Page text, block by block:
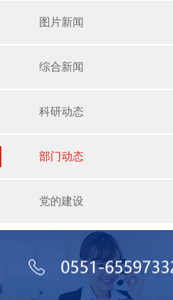
图片新闻
综合新闻
科研动态
部门动态
党的建设